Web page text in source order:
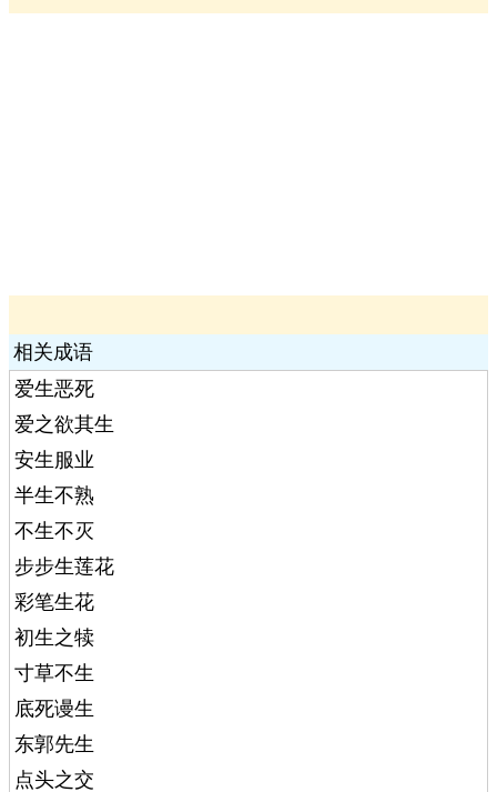
相关成语
爱生恶死
爱之欲其生
安生服业
半生不熟
不生不灭
步步生莲花
彩笔生花
初生之犊
寸草不生
底死谩生
东郭先生
点头之交